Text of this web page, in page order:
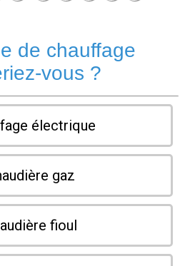
de chauffage
vous ?
électrique
gaz
fioul